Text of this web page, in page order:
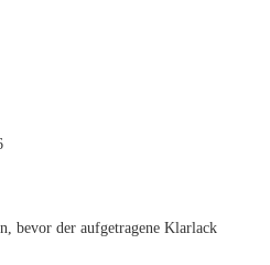
bevor der aufgetragene Klarlack